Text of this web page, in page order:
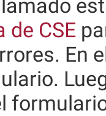
llamado
de CSE
En